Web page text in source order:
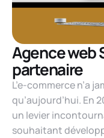
Agence web
partenaire
L’e-commerce n’a
qu’aujourd’hui. En
un levier
souhaitant